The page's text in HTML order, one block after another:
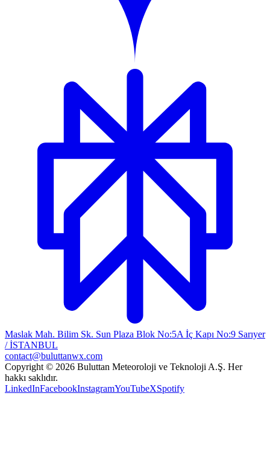
Maslak Mah. Bilim Sk. Sun Plaza Blok No:5A İç Kapı No:9 Sarıyer
/ İSTANBUL
contact@buluttanwx.com
Copyright © 2026 Buluttan Meteoroloji ve Teknoloji A.Ş. Her
hakkı saklıdır.
LinkedInFacebookInstagramYouTubeXSpotify